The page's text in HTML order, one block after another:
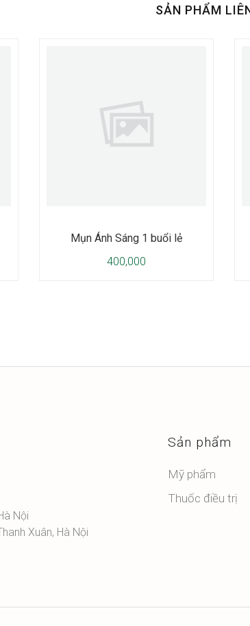
SẢN PHẨM
Mụn Ánh Sáng 1 buổi lẻ
400,000
Nội
Xuân, Hà Nội
Sản phẩm
Mỹ phẩm
Thuốc điều trị